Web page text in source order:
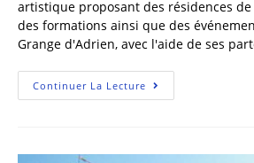
artistique proposant des résidences de
des formations ainsi que des
Grange d'Adrien, avec l'aide de ses
Continuer La Lecture